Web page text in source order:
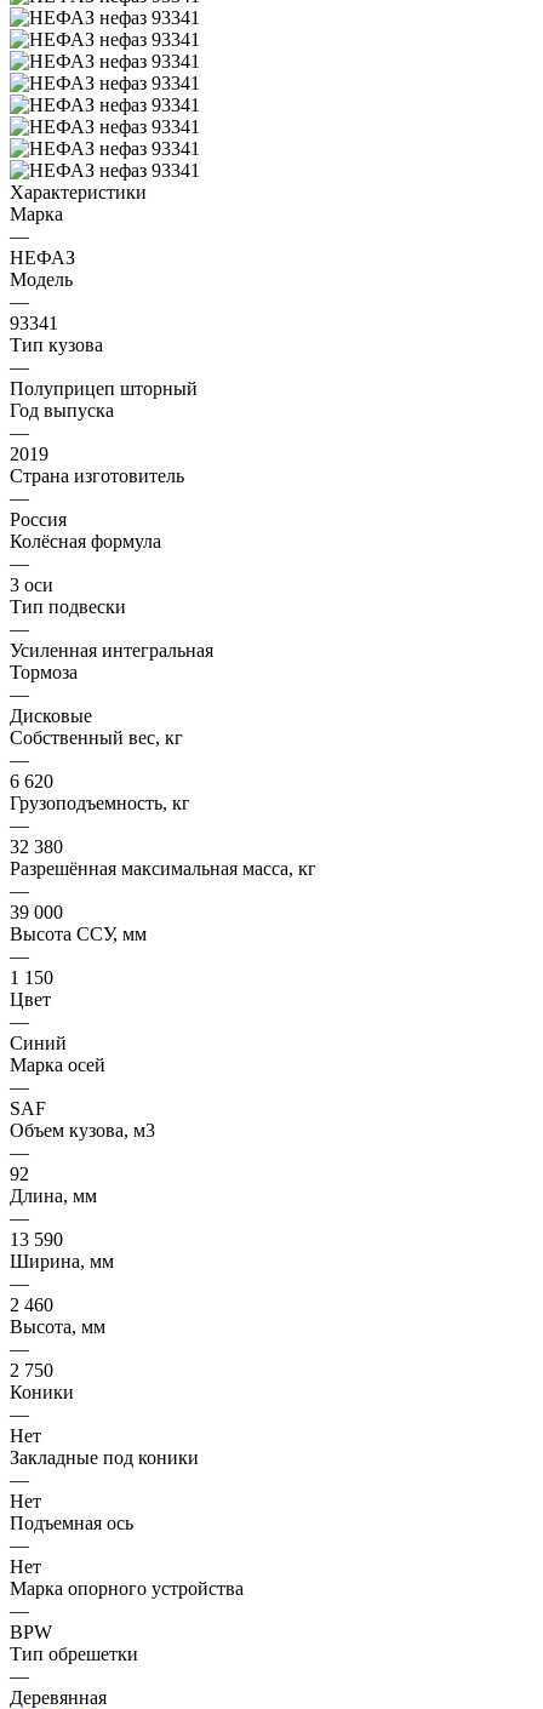
Характеристики
Марка
—
НЕФАЗ
Модель
—
93341
Тип кузова
—
Полуприцеп шторный
Год выпуска
—
2019
Страна изготовитель
—
Россия
Колёсная формула
—
3 оси
Тип подвески
—
Усиленная интегральная
Тормоза
—
Дисковые
Собственный вес, кг
—
6 620
Грузоподъемность, кг
—
32 380
Разрешённая максимальная масса, кг
—
39 000
Высота ССУ, мм
—
1 150
Цвет
—
Синий
Марка осей
—
SAF
Объем кузова, м3
—
92
Длина, мм
—
13 590
Ширина, мм
—
2 460
Высота, мм
—
2 750
Коники
—
Нет
Закладные под коники
—
Нет
Подъемная ось
—
Нет
Марка опорного устройства
—
BPW
Тип обрешетки
—
Деревянная